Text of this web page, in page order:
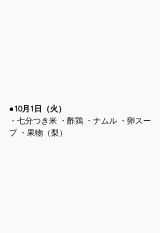
●10月1日（火）
・七分つき米 ・酢鶏 ・ナムル ・卵スー
プ ・果物（梨）